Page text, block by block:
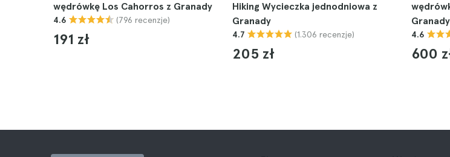
wędrówkę Los Cahorros z Granady
4.6 (796 recenzje)
191 zł
Hiking Wycieczka jednodniowa z
Granady
4.7 (1.306 recenzje)
205 zł
Granady
4.6
600